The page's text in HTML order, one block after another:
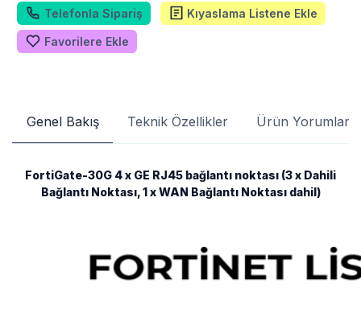
Telefonla Sipariş Kıyaslama Listene Ekle
Favorilere Ekle
Genel Bakış Teknik Özellikler Ürün Yorumları
FortiGate-30G 4 x GE RJ45 bağlantı noktası (3 x Dahili
Bağlantı Noktası, 1 x WAN Bağlantı Noktası dahil)